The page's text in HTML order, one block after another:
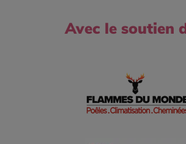
Avec le soutien